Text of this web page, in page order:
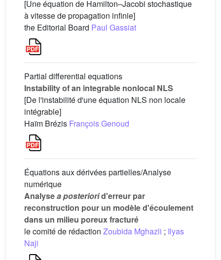
[Une équation de Hamilton–Jacobi stochastique
à vitesse de propagation infinie]
the Editorial Board Paul Gassiat
Partial differential equations
Instability of an integrable nonlocal NLS
[De l'instabilité d'une équation NLS non locale
intégrable]
Haïm Brézis François Genoud
Équations aux dérivées partielles/Analyse
numérique
Analysea posteriorid'erreur par
reconstruction pour un modèle d'écoulement
dans un milieu poreux fracturé
le comité de rédaction Zoubida Mghazli ; Ilyas
Naji